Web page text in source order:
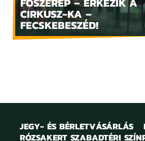
CIRKUSZ-KA –
FECSKEBESZÉD!
JEGY- ÉS BÉRLETVÁSÁRLÁS
RÓZSAKERT SZABADTÉRI